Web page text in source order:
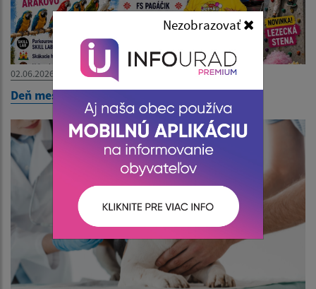
02.06.2026
Deň mestskej časti - Pozvánka
Nezobrazovať